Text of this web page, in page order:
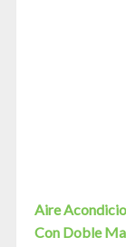
Aire
Con Doble